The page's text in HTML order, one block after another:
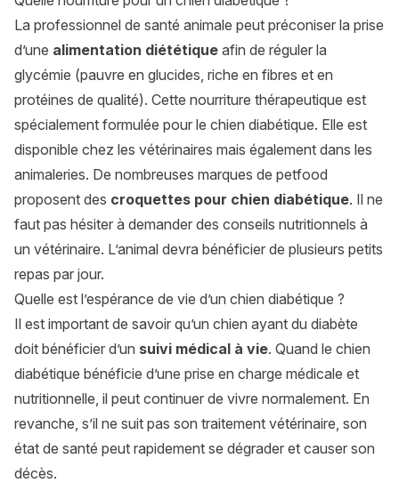
La professionnel de santé animale peut préconiser la prise
d’une alimentation diététique afin de réguler la
glycémie (pauvre en glucides, riche en fibres et en
protéines de qualité). Cette nourriture thérapeutique est
spécialement formulée pour le chien diabétique. Elle est
disponible chez les vétérinaires mais également dans les
animaleries. De nombreuses marques de petfood
proposent des croquettes pour chien diabétique. Il ne
faut pas hésiter à demander des conseils nutritionnels à
un vétérinaire. L’animal devra bénéficier de plusieurs petits
repas par jour.
Quelle est l’espérance de vie d’un chien diabétique ?
Il est important de savoir qu’un chien ayant du diabète
doit bénéficier d’un suivi médical à vie. Quand le chien
diabétique bénéficie d’une prise en charge médicale et
nutritionnelle, il peut continuer de vivre normalement. En
revanche, s’il ne suit pas son traitement vétérinaire, son
état de santé peut rapidement se dégrader et causer son
décès.